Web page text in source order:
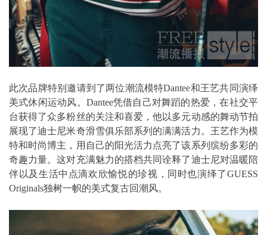
此次品牌特别邀请到了两位潮流模特Dantee和王艺共同演绎
美式休闲运动风。Dantee凭借自己对舞蹈的热爱，在社交平
台获得了众多粉丝的关注和喜爱，他以多元动感的舞动节拍
展现了迪士尼米奇滑雪俱乐部系列的满满活力。王艺作为模
特和时尚博主，用自己的阳光活力点亮了该系列缤纷多彩的
奇趣力量。这对充满魅力的搭档共同诠释了迪士尼对温暖陪
伴以及生活中点滴欢欣愉悦的珍视，同时也演绎了GUESS
Originals独树一帜的美式复古回潮风。